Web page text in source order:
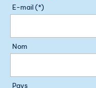
E-mail (*)
Nom
Pays